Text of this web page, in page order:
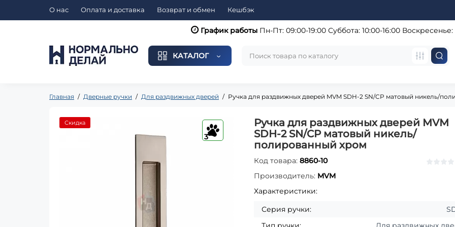
О нас Оплата и доставка Возврат и обмен Кешбэк
КАТАЛОГ
График работыПн-Пт: 09:00-19:00Суббота: 10:00-16:00Воскресенье:
Главная Дверные ручки Для раздвижных дверей Ручка для раздвижных дверей MVM SDH-2 SN/CP матовый никель/
3
Скидка
Ручка для раздвижных дверей MVM
SDH-2 SN/CP матовый никель/
полированный хром
Код товара:8860-10
Производитель: MVM
Характеристики:
Серия ручки: